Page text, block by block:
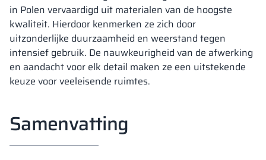
in Polen vervaardigd uit materialen van de hoogste
kwaliteit. Hierdoor kenmerken ze zich door
uitzonderlijke duurzaamheid en weerstand tegen
intensief gebruik. De nauwkeurigheid van de afwerking
en aandacht voor elk detail maken ze een uitstekende
keuze voor veeleisende ruimtes.
Samenvatting